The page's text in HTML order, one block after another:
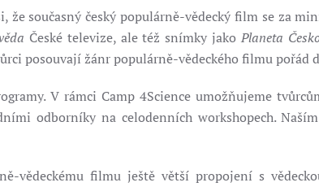
že současný český populárně-vědecký film se za
České televize, ale též snímky jako Planeta
posouvají žánr populárně-vědeckého filmu pořád
V rámci Camp 4Science umožňujeme
odborníky na celodenních workshopech.
vědeckému filmu ještě větší propojení s